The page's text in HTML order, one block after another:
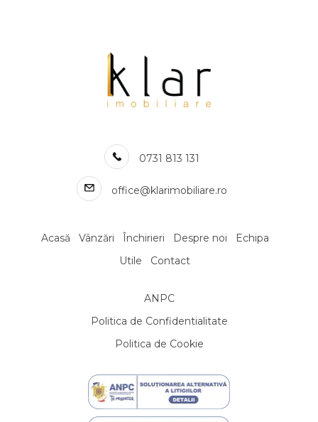
Apartamente de inchiriat in Cluj-Napoca Semicentral
Apartamente de inchiriat in Cluj-Napoca Intre Lacuri
Apartamente de inchiriat in Cluj-Napoca Marasti / BRD Central
Numar de camere apartamente de inchiriat
Apartamente de inchiriat 1 camera
Apartamente de inchiriat 2 camere
Apartamente de inchiriat
Apartamente de inchiriat in Cluj-Napoca Central
Apartamente de inchiriat in Cluj-Napoca Zorilor
Apartamente de inchiriat in Cluj-Napoca Gheorgheni
Apartamente de inchiriat in Cluj-Napoca Centru
Apartamente de inchiriat in Cluj-Napoca Plopilor
Apartamente de inchiriat in Floresti
0731 813 131
office@klarimobiliare.ro
Acasă Vânzări Închirieri Despre noi
Echipa
Utile
Contact
ANPC
Politica de Confidentialitate
Politica de Cookie